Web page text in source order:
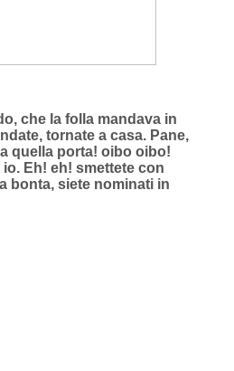
che la folla mandava in
tornate a casa. Pane,
quella porta! oibo oibo!
Eh! eh! smettete con
bonta, siete nominati in